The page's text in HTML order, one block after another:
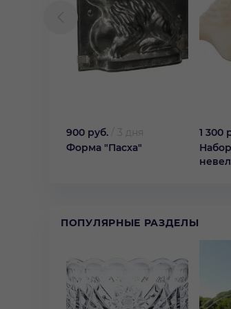
900 руб.
3 дня
Форма "Пасха"
1 300
ПОПУЛЯРНЫЕ РАЗДЕЛЫ